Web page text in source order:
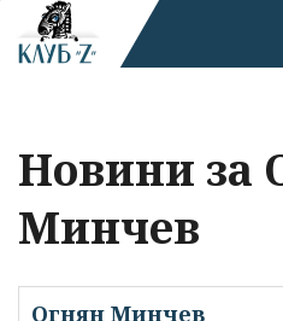
Новини за
Минчев